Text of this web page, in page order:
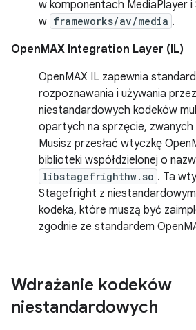
w komponentach MediaPlayer
w frameworks/av/media .
OpenMAX Integration Layer (IL)
OpenMAX IL zapewnia
rozpoznawania i używania
niestandardowych kodeków
opartych na sprzęcie, zwanych
Musisz przesłać wtyczkę
biblioteki współdzielonej o
libstagefrighthw.so . Ta
Stagefright z
kodeka, które muszą być
zgodnie ze standardem
Wdrażanie kodeków
niestandardowych